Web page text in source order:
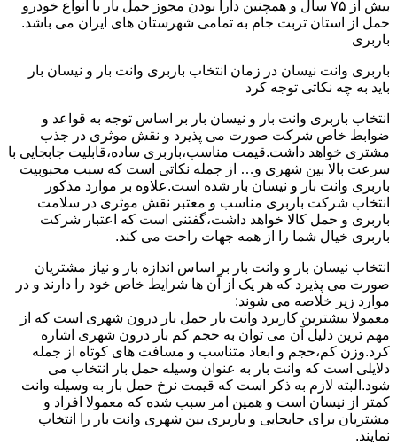
بیش از ۷۵ سال و همچنین دارا بودن مجوز حمل بار با انواع خودرو
حمل از استان تربت جام به تمامی شهرستان های ایران می باشد.
باربری
باربری وانت نیسان در زمان انتخاب باربری وانت بار و نیسان بار
باید به چه نکاتی توجه کرد
انتخاب باربری وانت بار و نیسان بار بر اساس توجه به قواعد و
ضوابط خاص شرکت صورت می پذیرد و نقش موثری در جذب
مشتری خواهد داشت.قیمت مناسب،باربری ساده،قابلیت جابجایی با
سرعت بالا بین شهری و… از جمله نکاتی است که سبب محبوبیت
باربری وانت بار و نیسان بار شده است.علاوه بر موارد مذکور
انتخاب شرکت باربری مناسب و معتبر نقش موثری در سلامت
باربری و حمل کالا خواهد داشت،گفتنی است که اعتبار شرکت
باربری خیال شما را از همه جهات راحت می کند.
انتخاب نیسان بار و وانت بار بر اساس اندازه بار و نیاز مشتریان
صورت می پذیرد که هر یک از آن ها شرایط خاص خود را دارند و در
موارد زیر خلاصه می شوند:
معمولا بیشترین کاربرد وانت بار حمل بار درون شهری است که از
مهم ترین دلیل آن می توان به حجم کم بار درون شهری اشاره
کرد.وزن کم،حجم و ابعاد متناسب و مسافت های کوتاه از جمله
دلایلی است که وانت بار به عنوان وسیله حمل بار انتخاب می
شود.البته لازم به ذکر است که قیمت نرخ حمل بار به وسیله وانت
کمتر از نیسان است و همین امر سبب شده که معمولا افراد و
مشتریان برای جابجایی و باربری بین شهری وانت بار را انتخاب
نمایند.